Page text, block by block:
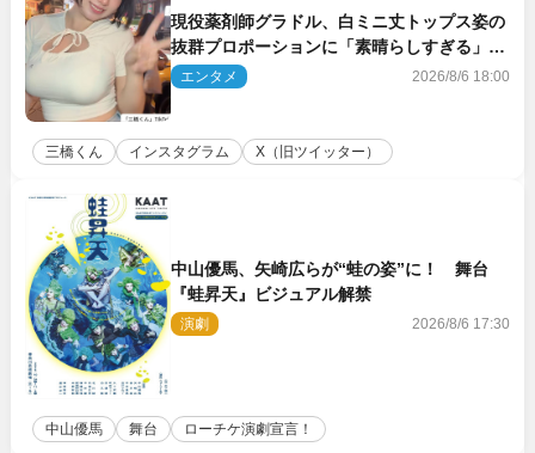
現役薬剤師グラドル、白ミニ丈トップス姿の
抜群プロポーションに「素晴らしすぎる」
「すっっっご！」とネット絶賛
エンタメ 2026/8/6 18:00
三橋くん インスタグラム X（旧ツイッター）
中山優馬、矢崎広らが“蛙の姿”に！ 舞台
『蛙昇天』ビジュアル解禁
演劇 2026/8/6 17:30
中山優馬 舞台 ローチケ演劇宣言！